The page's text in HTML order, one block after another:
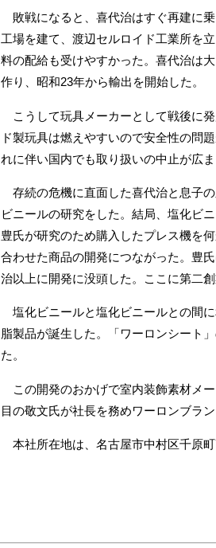
敗戦になると、喜代治はすぐ再建に
工場を建て、渡辺セルロイド工業所を
料の配給も受けやすかった。喜代治は
作り、昭和23年から輸出を開始した。
こうして玩具メーカーとして戦後に
ド製玩具は燃えやすいので安全性の問
れに伴い国内でも取り扱いの中止が広
存続の危機に直面した喜代治と息子
ビニールの研究をした。結局、塩化ビ
豊氏が研究のため購入したプレス機を
合わせた商品の開発につながった。豊
治以上に開発に没頭した。ここに第二
塩化ビニールと塩化ビニールとの間
脂製品が誕生した。「ワーロンシート
た。
この開発のおかげで室内装飾素材メ
目の敬文氏が社長を務めワーロンブラ
本社所在地は、名古屋市中村区千原町